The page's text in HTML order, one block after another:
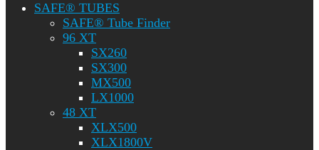
SAFE® TUBES
SAFE® Tube Finder
96 XT
SX260
SX300
MX500
LX1000
48 XT
XLX500
XLX1800V